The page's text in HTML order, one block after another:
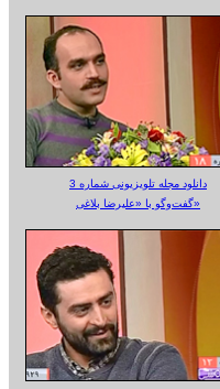
دانلود مجله تلویزیونی شماره 3
گفت‌وگو با «علیرضا بلاغی»